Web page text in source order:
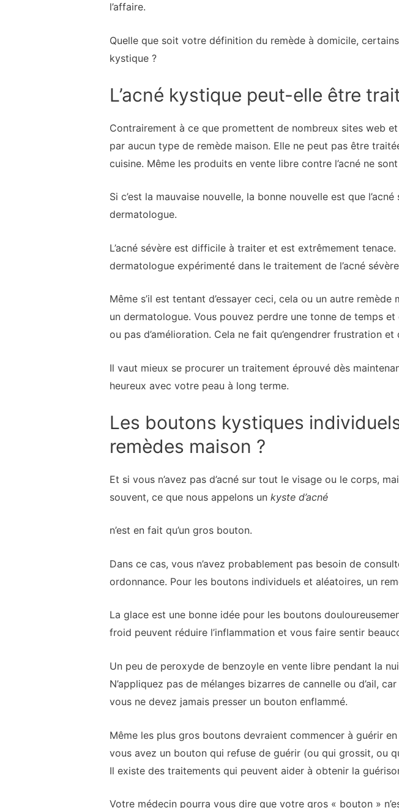
l’affaire.
Quelle que soit votre définition du remède à domicile,
kystique ?
L’acné kystique peut-elle être
Contrairement à ce que promettent de nombreux sites web
par aucun type de remède maison. Elle ne peut pas être
cuisine. Même les produits en vente libre contre l’acné ne
Si c’est la mauvaise nouvelle, la bonne nouvelle est que
dermatologue.
L’acné sévère est difficile à traiter et est extrêmement
dermatologue expérimenté dans le traitement de l’acné
Même s’il est tentant d’essayer ceci, cela ou un autre
un dermatologue. Vous pouvez perdre une tonne de temps
ou pas d’amélioration. Cela ne fait qu’engendrer frustration et
Il vaut mieux se procurer un traitement éprouvé dès
heureux avec votre peau à long terme.
Les boutons kystiques
remèdes maison ?
Et si vous n’avez pas d’acné sur tout le visage ou le corps,
souvent, ce que nous appelons un kyste d’acné
n’est en fait qu’un gros bouton.
Dans ce cas, vous n’avez probablement pas besoin de
ordonnance. Pour les boutons individuels et aléatoires, un
La glace est une bonne idée pour les boutons
froid peuvent réduire l’inflammation et vous faire sentir
Un peu de peroxyde de benzoyle en vente libre pendant la
N’appliquez pas de mélanges bizarres de cannelle ou d’ail,
vous ne devez jamais presser un bouton enflammé.
Même les plus gros boutons devraient commencer à guérir
vous avez un bouton qui refuse de guérir (ou qui grossit, ou
Il existe des traitements qui peuvent aider à obtenir la
Votre médecin pourra vous dire que votre gros « bouton »